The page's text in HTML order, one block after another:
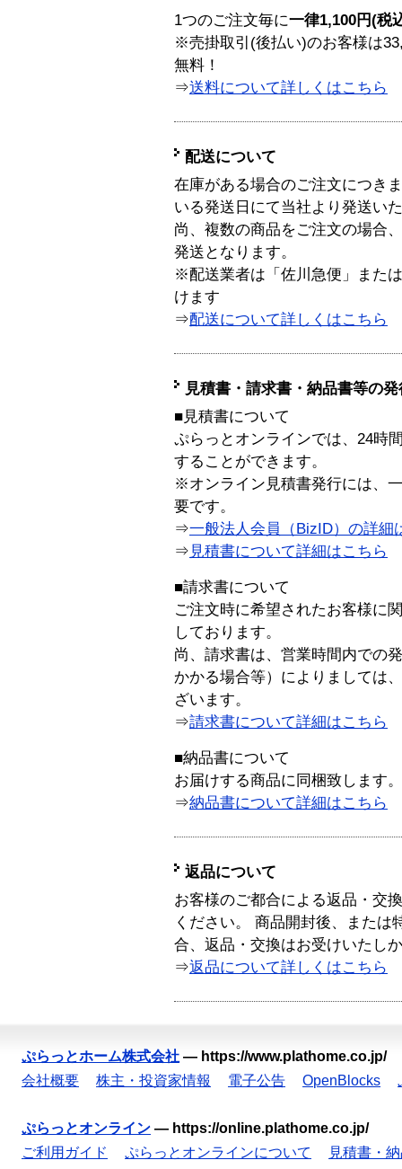
1つのご注文毎に一律1,100円(税
※売掛取引(後払い)のお客様は
無料！
⇒送料について詳しくはこちら
配送について
在庫がある場合のご注文につき
いる発送日にて当社より発送い
尚、複数の商品をご注文の場合
発送となります。
※配送業者は「佐川急便」また
けます
⇒配送について詳しくはこちら
見積書・請求書・納品書等の
■見積書について
ぷらっとオンラインでは、24時
することができます。
※オンライン見積書発行には、
要です。
⇒一般法人会員（BizID）の詳細
⇒ 見積書について詳細はこちら
■請求書について
ご注文時に希望されたお客様に
しております。
尚、請求書は、営業時間内での
かかる場合等）によりましては
ざいます。
⇒請求書について詳細はこちら
■納品書について
お届けする商品に同梱致します。
⇒納品書について詳細はこちら
返品について
お客様のご都合による返品・交
ください。 商品開封後、または
合、返品・交換はお受けいたし
⇒返品について詳しくはこちら
ぷらっとホーム株式会社 — https://www.plathome.co.jp/
会社概要
株主・投資家情報 電子公告 OpenBlocks
ぷらっとオンライン — https://online.plathome.co.jp/
ご利用ガイド
ぷらっとオンラインについて
見積書・